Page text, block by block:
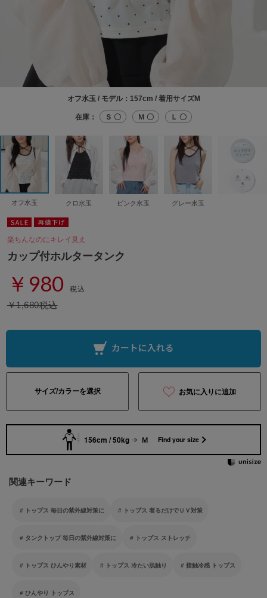
オフ水玉 / モデル：157cm / 着用サイズM
在庫： Ｓ 〇 Ｍ 〇 Ｌ 〇
オフ水玉 クロ水玉 ピンク水玉 グレー水玉
楽ちんなのにキレイ見え
カップ付ホルタータンク
￥980 税込
￥1,680税込
サイズ/カラーを選択 お気に入りに追加
156cm / 50kg Ｍ Find your size
関連キーワード
トップス 毎日の紫外線対策に トップス 着るだけでＵＶ対策
タンクトップ 毎日の紫外線対策に トップス ストレッチ
トップス ひんやり素材 トップス 冷たい肌触り 接触冷感 トップス
ひんやり トップス